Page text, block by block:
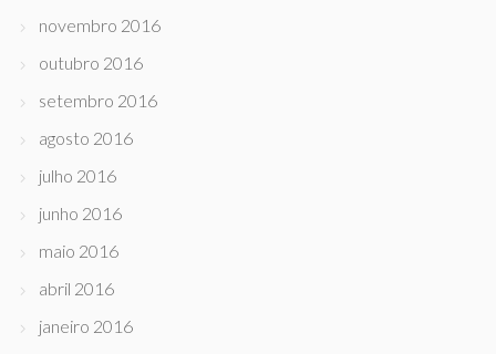
novembro 2016
outubro 2016
setembro 2016
agosto 2016
julho 2016
junho 2016
maio 2016
abril 2016
janeiro 2016